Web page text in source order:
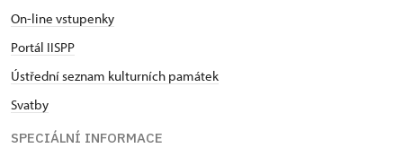
On-line vstupenky
Portál IISPP
Ústřední seznam kulturních památek
Svatby
SPECIÁLNÍ INFORMACE